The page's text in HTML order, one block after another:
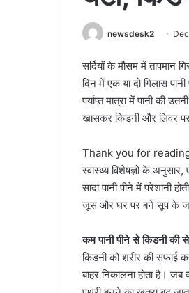
newsdesk2
सर्दियों के मौसम में
दिन में एक या दो गिलास
पर्याप्त मात्रा में पानी की
खासकर किडनी और लिवर
Thank you for
स्वास्थ्य विशेषज्ञों के
सादा पानी पीने में परेशानी
जूस और घर पर बने सूप के
कम पानी पीने से किडनी की
किडनी को शरीर की सफाई
बाहर निकालना होता है। जब